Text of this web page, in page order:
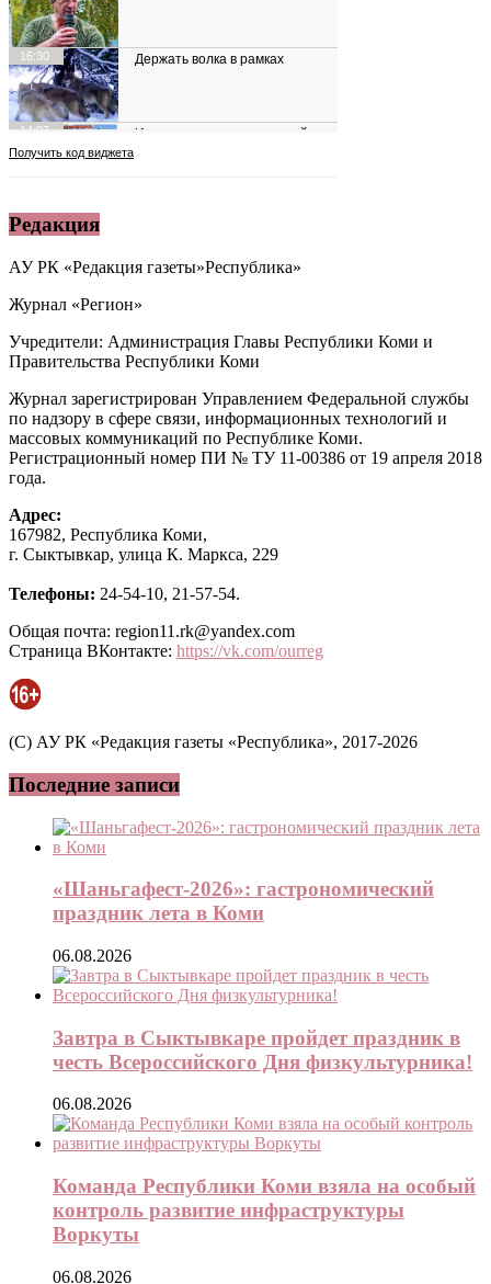
Редакция
АУ РК «Редакция газеты»Республика»
Журнал «Регион»
Учредители: Администрация Главы Республики Коми и
Правительства Республики Коми
Журнал зарегистрирован Управлением Федеральной службы
по надзору в сфере связи, информационных технологий и
массовых коммуникаций по Республике Коми.
Регистрационный номер ПИ № ТУ 11-00386 от 19 апреля 2018
года.
Адрес:
167982, Республика Коми,
г. Сыктывкар, улица К. Маркса, 229
Телефоны: 24-54-10, 21-57-54.
Общая почта: region11.rk@yandex.com
Страница ВКонтакте: https://vk.com/ourreg
(C) АУ РК «Редакция газеты «Республика», 2017-2026
Последние записи
«Шаньгафест-2026»: гастрономический
праздник лета в Коми
06.08.2026
Завтра в Сыктывкаре пройдет праздник в
честь Всероссийского Дня физкультурника!
06.08.2026
Команда Республики Коми взяла на особый
контроль развитие инфраструктуры
Воркуты
06.08.2026